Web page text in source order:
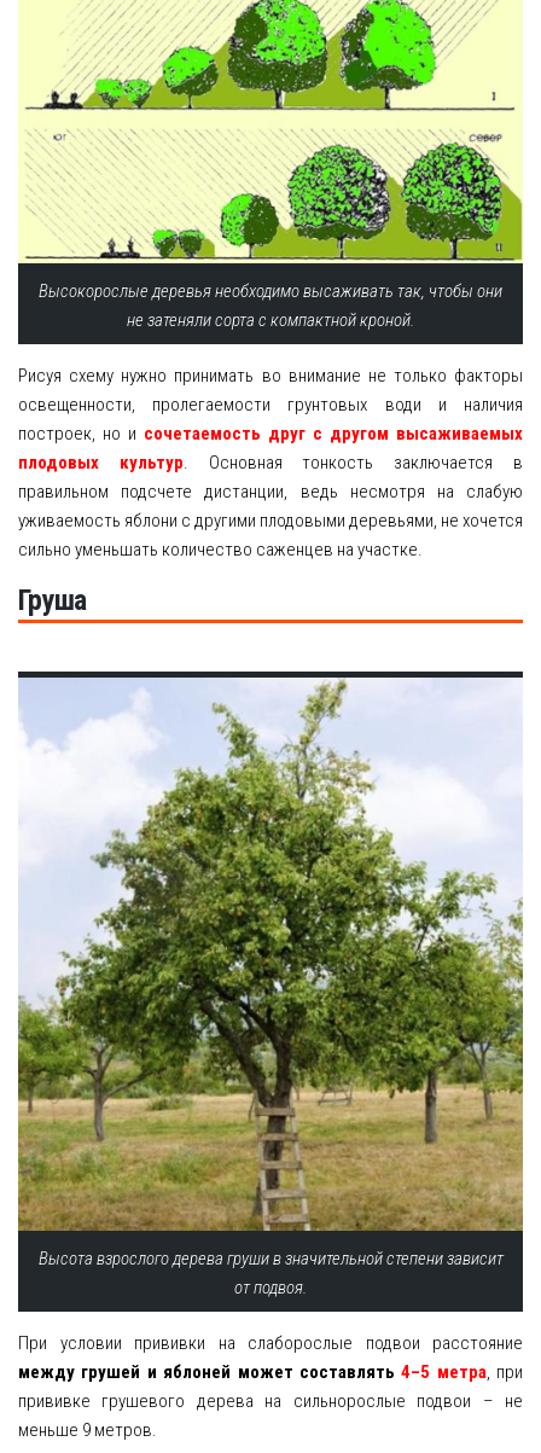
Высокорослые деревья необходимо высаживать так, чтобы они
не затеняли сорта с компактной кроной.
Рисуя схему нужно принимать во внимание не только факторы
освещенности, пролегаемости грунтовых води и наличия
построек, но и сочетаемость друг с другом высаживаемых
плодовых культур . Основная тонкость заключается в
правильном подсчете дистанции, ведь несмотря на слабую
уживаемость яблони с другими плодовыми деревьями, не хочется
сильно уменьшать количество саженцев на участке.
Груша
Высота взрослого дерева груши в значительной степени зависит
от подвоя.
При условии прививки на слаборослые подвои расстояние
между грушей и яблоней может составлять4–5 метра, при
прививке грушевого дерева на сильнорослые подвои – не
меньше 9 метров.